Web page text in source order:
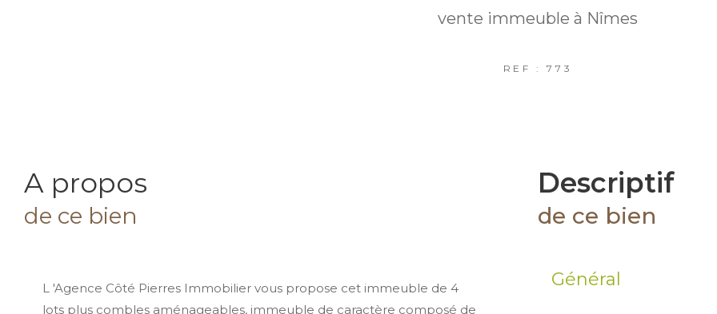
vente immeuble à Nîmes
REF : 773
a propos
de ce bien
L 'Agence Côté Pierres Immobilier vous propose cet immeuble de 4
lots plus combles aménageables, immeuble de caractère composé de
descriptif
de ce bien
Général